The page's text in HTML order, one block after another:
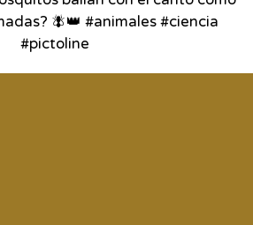
🪰👑 #animales #ciencia
#pictoline